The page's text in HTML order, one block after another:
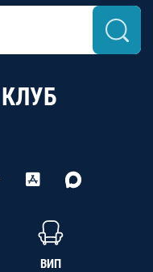
ВИП